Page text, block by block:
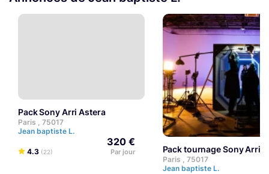
Pack Sony Arri Astera
Paris , 75017
Jean baptiste L.
4.3 (22)
320 €
Par jour Pack tournage Sony Arri
Paris , 75017
Jean baptiste L.